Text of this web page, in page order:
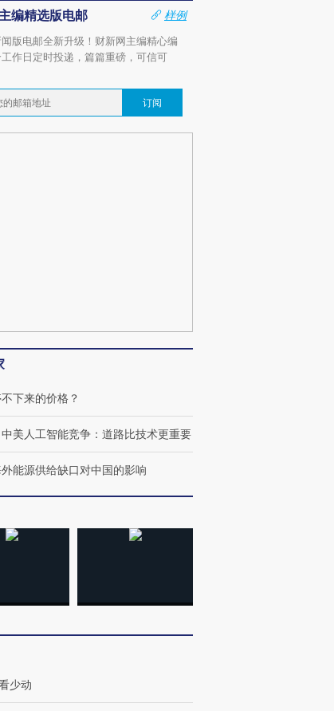
编精选版电邮
样例
版电邮全新升级！财新网主编精心编
作日定时投递，篇篇重磅，可信可
订阅
下来的价格？
中美人工智能竞争：道路比技术更重要
能源供给缺口对中国的影响
少动